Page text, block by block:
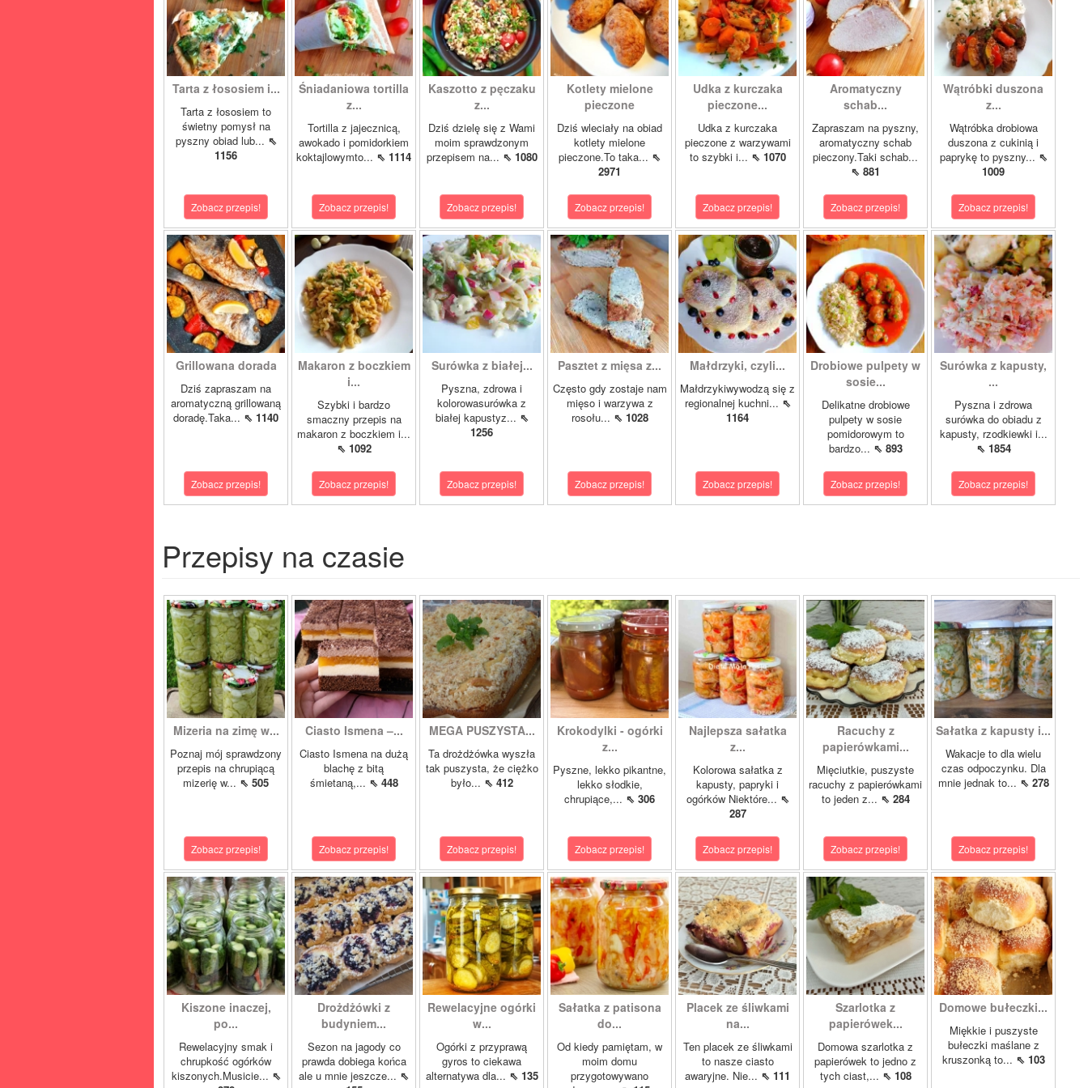
Tarta z łososiem i...
Tarta z łososiem to
świetny pomysł na
pyszny obiad lub... ⇖
1156
Zobacz przepis!
Śniadaniowa tortilla
z...
Tortilla z jajecznicą,
awokado i pomidorkiem
koktajlowymto... ⇖ 1114
Zobacz przepis!
Kaszotto z pęczaku
z...
Dziś dzielę się z Wami
moim sprawdzonym
przepisem na... ⇖ 1080
Zobacz przepis!
Kotlety mielone
pieczone
Dziś wleciały na obiad
kotlety mielone
pieczone.To taka... ⇖
2971
Zobacz przepis!
Udka z kurczaka
pieczone...
Udka z kurczaka
pieczone z warzywami
to szybki i... ⇖ 1070
Zobacz przepis!
Aromatyczny
schab...
Zapraszam na pyszny,
aromatyczny schab
pieczony.Taki schab...
⇖ 881
Zobacz przepis!
Wątróbki duszona
z...
Wątróbka drobiowa
duszona z cukinią i
paprykę to pyszny... ⇖
1009
Zobacz przepis!
Grillowana dorada
Dziś zapraszam na
aromatyczną grillowaną
doradę.Taka... ⇖ 1140
Zobacz przepis!
Makaron z boczkiem
i...
Szybki i bardzo
smaczny przepis na
makaron z boczkiem i...
⇖ 1092
Zobacz przepis!
Surówka z białej...
Pyszna, zdrowa i
kolorowasurówka z
białej kapustyz... ⇖
1256
Zobacz przepis!
Pasztet z mięsa z...
Często gdy zostaje nam
mięso i warzywa z
rosołu... ⇖ 1028
Zobacz przepis!
Małdrzyki, czyli...
Małdrzykiwywodzą się z
regionalnej kuchni... ⇖
1164
Zobacz przepis!
Drobiowe pulpety w
sosie...
Delikatne drobiowe
pulpety w sosie
pomidorowym to
bardzo... ⇖ 893
Zobacz przepis!
Surówka z kapusty,
...
Pyszna i zdrowa
surówka do obiadu z
kapusty, rzodkiewki i...
⇖ 1854
Zobacz przepis!
Przepisy na czasie
Mizeria na zimę w...
Poznaj mój sprawdzony
przepis na chrupiącą
mizerię w... ⇖ 505
Zobacz przepis!
Ciasto Ismena –...
Ciasto Ismena na dużą
blachę z bitą
śmietaną,... ⇖ 448
Zobacz przepis!
MEGA PUSZYSTA...
Ta drożdżówka wyszła
tak puszysta, że ciężko
było... ⇖ 412
Zobacz przepis!
Krokodylki - ogórki
z...
Pyszne, lekko pikantne,
lekko słodkie,
chrupiące,... ⇖ 306
Zobacz przepis!
Najlepsza sałatka
z...
Kolorowa sałatka z
kapusty, papryki i
ogórków Niektóre... ⇖
287
Zobacz przepis!
Racuchy z
papierówkami...
Mięciutkie, puszyste
racuchy z papierówkami
to jeden z... ⇖ 284
Zobacz przepis!
Sałatka z kapusty i...
Wakacje to dla wielu
czas odpoczynku. Dla
mnie jednak to... ⇖ 278
Zobacz przepis!
Kiszone inaczej,
po...
Rewelacyjny smak i
chrupkość ogórków
kiszonych.Musicie... ⇖
Drożdżówki z
budyniem...
Sezon na jagody co
prawda dobiega końca
ale u mnie jeszcze... ⇖
Rewelacyjne ogórki
w...
Ogórki z przyprawą
gyros to ciekawa
alternatywa dla... ⇖ 135
Sałatka z patisona
do...
Od kiedy pamiętam, w
moim domu
przygotowywano
Placek ze śliwkami
na...
Ten placek ze śliwkami
to nasze ciasto
awaryjne. Nie... ⇖ 111
Szarlotka z
papierówek...
Domowa szarlotka z
papierówek to jedno z
tych ciast,... ⇖ 108
Domowe bułeczki...
Miękkie i puszyste
bułeczki maślane z
kruszonką to... ⇖ 103